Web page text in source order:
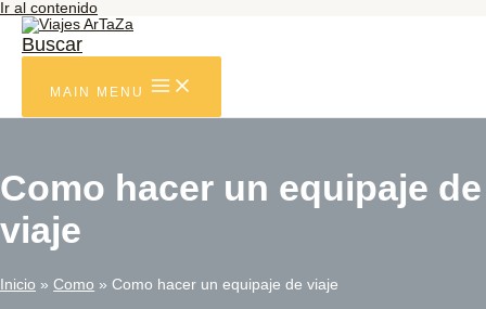
Ir al contenido
Buscar
MAIN MENU
Como hacer un equipaje de
viaje
Inicio Como Como hacer un equipaje de viaje